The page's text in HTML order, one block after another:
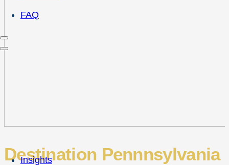
FAQ
Insights
Destination Pennnsylvania